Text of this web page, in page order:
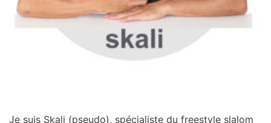
Je suis Skali (pseudo), spécialiste du freestyle slalom